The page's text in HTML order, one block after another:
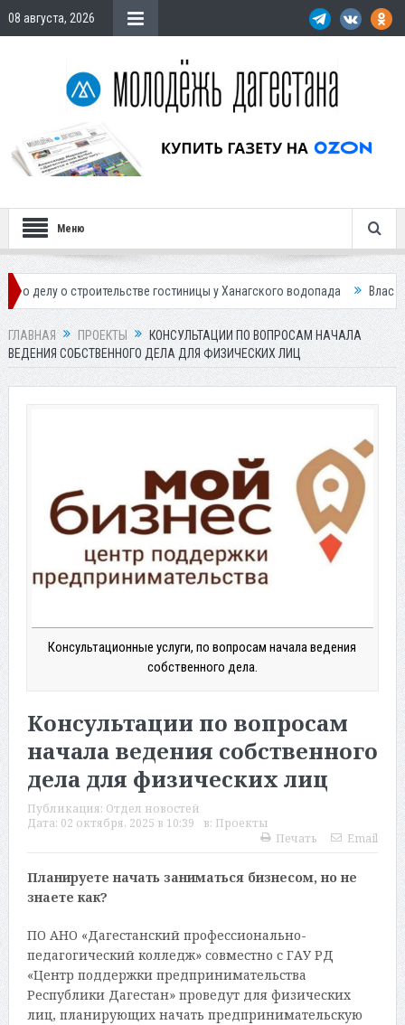
08 августа, 2026
Меню
гостиницы у Ханагского водопада Власти Махачкалы
ГЛАВНАЯ ПРОЕКТЫ
КОНСУЛЬТАЦИИ ПО ВОПРОСАМ НАЧАЛА
ВЕДЕНИЯ СОБСТВЕННОГО ДЕЛА ДЛЯ ФИЗИЧЕСКИХ ЛИЦ
Консультационные услуги, по вопросам начала ведения
собственного дела.
Консультации по вопросам
начала ведения собственного
дела для физических лиц
Публикация: Отдел новостей
Дата: 02 октября, 2025 в 10:39 в: Проекты
Печать
Email
Планируете начать заниматься бизнесом, но не
знаете как?
ПО АНО «Дагестанский профессионально-
педагогический колледж» совместно с ГАУ РД
«Центр поддержки предпринимательства
Республики Дагестан» проведут для физических
лиц, планирующих начать предпринимательскую